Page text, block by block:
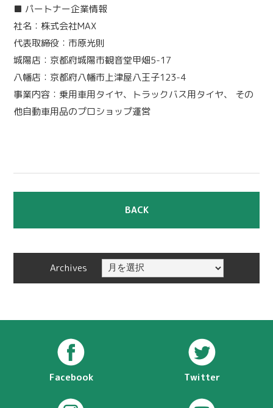
■ パートナー企業情報
社名：株式会社MAX
代表取締役： 市原光則
城陽店：京都府城陽市観音堂甲畑5-17
八幡店：京都府八幡市上津屋八王子123-4
事業内容：乗用車用タイヤ、トラックバス用タイヤ、 その
他自動車用品のプロショップ運営
BACK
Archives
Facebook Twitter